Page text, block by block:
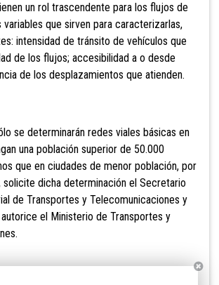
un rol trascendente para los flujos de
variables que sirven para caracterizarlas,
intensidad de tránsito de vehículos que
de los flujos; accesibilidad a o desde
de los desplazamientos que atienden.
se determinarán redes viales básicas en
una población superior de 50.000
que en ciudades de menor población, por
solicite dicha determinación el Secretario
de Transportes y Telecomunicaciones y
el Ministerio de Transportes y